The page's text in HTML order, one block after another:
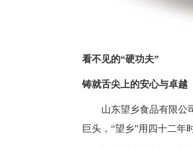
看不见的“硬功夫”
铸就舌尖上的安心与卓越
山东望乡食品有限公
巨头，“望乡”用四十二年